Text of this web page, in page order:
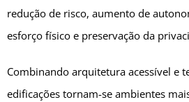
redução de risco, aumento de
esforço físico e preservação da
Combinando arquitetura acessível e
edificações tornam-se ambientes